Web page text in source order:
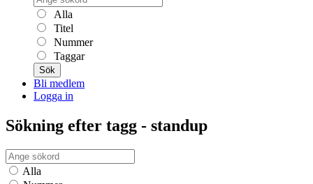
Alla
Titel
Nummer
Taggar
Sök
Bli medlem
Logga in
Sökning efter tagg - standup
Alla